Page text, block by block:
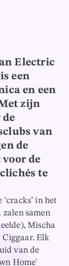
Electric
een
en een
zijn
van
de
de
te
in het
samen
Mischa
Elk
van de
Home'